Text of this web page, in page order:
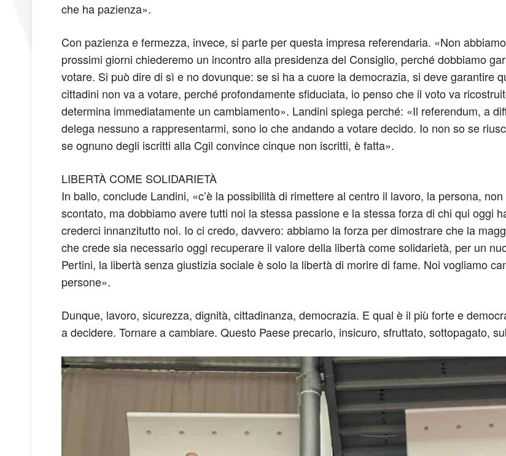
che ha pazienza».
Con pazienza e fermezza, invece, si parte per questa impresa referendaria. «Non
prossimi giorni chiederemo un incontro alla presidenza del Consiglio, perché dobbiamo
votare. Si può dire di sì e no dovunque: se si ha a cuore la democrazia, si deve garantire
cittadini non va a votare, perché profondamente sfiduciata, io penso che il voto va
determina immediatamente un cambiamento». Landini spiega perché: «Il referendum, a
delega nessuno a rappresentarmi, sono io che andando a votare decido. Io non so se
se ognuno degli iscritti alla Cgil convince cinque non iscritti, è fatta».
LIBERTÀ COME SOLIDARIETÀ
In ballo, conclude Landini, «c’è la possibilità di rimettere al centro il lavoro, la persona,
scontato, ma dobbiamo avere tutti noi la stessa passione e la stessa forza di chi qui oggi
crederci innanzitutto noi. Io ci credo, davvero: abbiamo la forza per dimostrare che la
che crede sia necessario oggi recuperare il valore della libertà come solidarietà, per un
Pertini, la libertà senza giustizia sociale è solo la libertà di morire di fame. Noi vogliamo
persone».
Dunque, lavoro, sicurezza, dignità, cittadinanza, democrazia. E qual è il più forte e
a decidere. Tornare a cambiare. Questo Paese precario, insicuro, sfruttato, sottopagato,